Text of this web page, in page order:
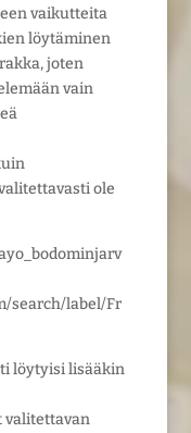
vaikutteita
löytäminen
joten
vain
ole
search/label/Fr
löytyisi lisääkin
valitettavan